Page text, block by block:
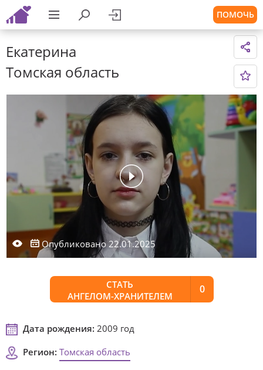
ПОМОЧЬ
Екатерина
Томская область
Опубликовано 22.01.2025
СТАТЬ
АНГЕЛОМ-ХРАНИТЕЛЕМ
0
Дата рождения: 2009 год
Регион: Томская область